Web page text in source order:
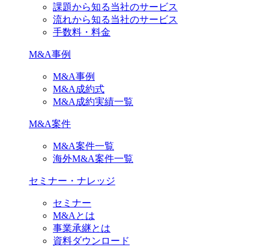
課題から知る当社のサービス
流れから知る当社のサービス
手数料・料金
M&A事例
M&A事例
M&A成約式
M&A成約実績一覧
M&A案件
M&A案件一覧
海外M&A案件一覧
セミナー・ナレッジ
セミナー
M&Aとは
事業承継とは
資料ダウンロード